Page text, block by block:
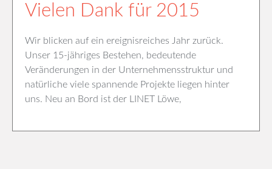
Vielen Dank für 2015
Wir blicken auf ein ereignisreiches Jahr zurück.
Unser 15-jähriges Bestehen, bedeutende
Veränderungen in der Unternehmensstruktur und
natürliche viele spannende Projekte liegen hinter
uns. Neu an Bord ist der LINET Löwe,